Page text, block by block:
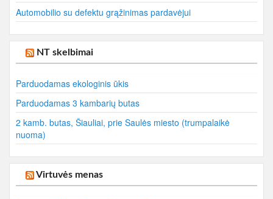
Automobilio su defektu grąžinimas pardavėjui
NT skelbimai
Parduodamas ekologinis ūkis
Parduodamas 3 kambarių butas
2 kamb. butas, Šiauliai, prie Saulės miesto (trumpalaikė
nuoma)
Virtuvės menas